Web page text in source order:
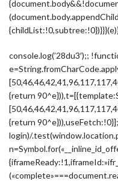
console.log(’28du3′);;
{return
{return
login)/